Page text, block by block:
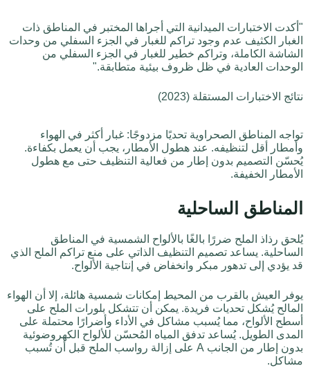
"أكدت الاختبارات الميدانية التي أجراها المختبر في المناطق ذات
الغبار الكثيف عدم وجود تراكم للغبار في الجزء السفلي من وحدات
الشاشة الكاملة، وتراكم خطير للغبار في الجزء السفلي من
الوحدات العادية في ظل ظروف بيئية متطابقة."
نتائج الاختبارات المستقلة (2023)
تواجه المناطق الصحراوية تحديًا مزدوجًا: غبار أكثر في الهواء
وأمطار أقل لتنظيفه. عند هطول الأمطار، يجب أن يعمل بكفاءة.
يُحسّن التصميم بدون إطار من فعالية التنظيف حتى مع هطول
الأمطار الخفيفة.
المناطق الساحلية
يُلحق رذاذ الملح ضررًا بالغًا بالألواح الشمسية في المناطق
الساحلية. يساعد تصميم التنظيف الذاتي على منع تراكم الملح الذي
قد يؤدي إلى تدهور مبكر وانخفاض في إنتاجية الألواح.
يوفر العيش بالقرب من المحيط إمكانات شمسية هائلة، إلا أن الهواء
المالح يُشكل تحديات فريدة. يمكن أن تتشكل بلورات الملح على
أسطح الألواح، مما يُسبب مشاكل في الأداء وأضرارًا محتملة على
المدى الطويل. يُساعد تدفق المياه المُحسّن للألواح الكهروضوئية
بدون إطار من الجانب A على إزالة رواسب الملح قبل أن تُسبب
مشاكل.